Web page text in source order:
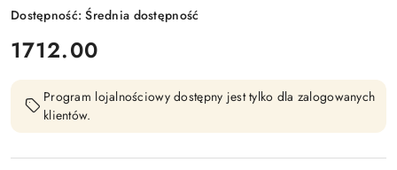
Dostępność:Średnia dostępność
cena:
1712.00
Program lojalnościowy dostępny jest tylko dla zalogowanych
klientów.